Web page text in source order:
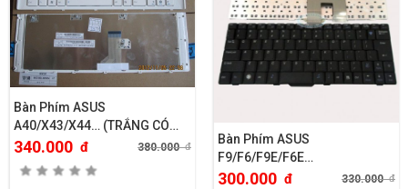
Bàn Phím ASUS
A40/X43/X44… (TRẮNG CÓ
KHUNG)
340.000 đ 380.000đ
Bàn Phím ASUS
F9/F6/F9E/F6E…
300.000 đ 330.000đ